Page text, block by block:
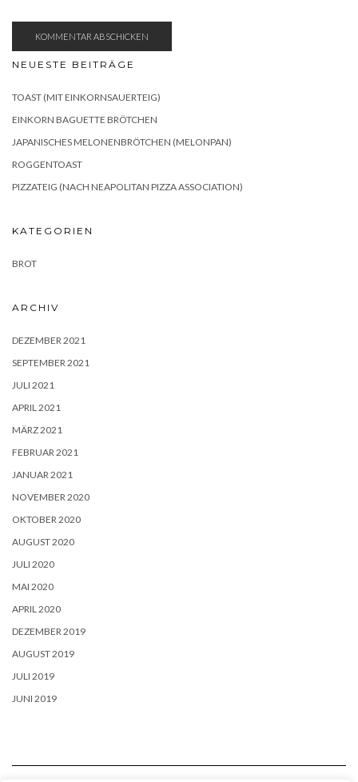
NEUESTE BEITRÄGE
TOAST (MIT EINKORNSAUERTEIG)
EINKORN BAGUETTE BRÖTCHEN
JAPANISCHES MELONENBRÖTCHEN (MELONPAN)
ROGGENTOAST
PIZZATEIG (NACH NEAPOLITAN PIZZA ASSOCIATION)
KATEGORIEN
BROT
ARCHIV
DEZEMBER 2021
SEPTEMBER 2021
JULI 2021
APRIL 2021
MÄRZ 2021
FEBRUAR 2021
JANUAR 2021
NOVEMBER 2020
OKTOBER 2020
AUGUST 2020
JULI 2020
MAI 2020
APRIL 2020
DEZEMBER 2019
AUGUST 2019
JULI 2019
JUNI 2019